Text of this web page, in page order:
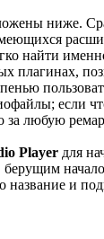
ниже.
найти
плагинах,
если
за любую
Player для
название и